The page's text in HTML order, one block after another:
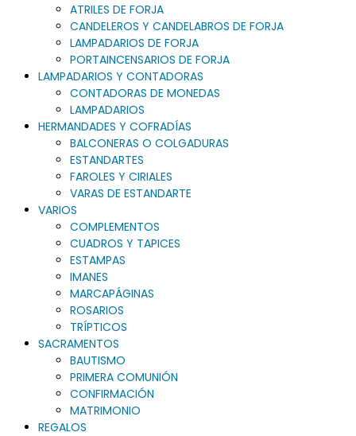
ATRILES DE FORJA
CANDELEROS Y CANDELABROS DE FORJA
LAMPADARIOS DE FORJA
PORTAINCENSARIOS DE FORJA
LAMPADARIOS Y CONTADORAS
CONTADORAS DE MONEDAS
LAMPADARIOS
HERMANDADES Y COFRADÍAS
BALCONERAS O COLGADURAS
ESTANDARTES
FAROLES Y CIRIALES
VARAS DE ESTANDARTE
VARIOS
COMPLEMENTOS
CUADROS Y TAPICES
ESTAMPAS
IMANES
MARCAPÁGINAS
ROSARIOS
TRÍPTICOS
SACRAMENTOS
BAUTISMO
PRIMERA COMUNIÓN
CONFIRMACIÓN
MATRIMONIO
REGALOS